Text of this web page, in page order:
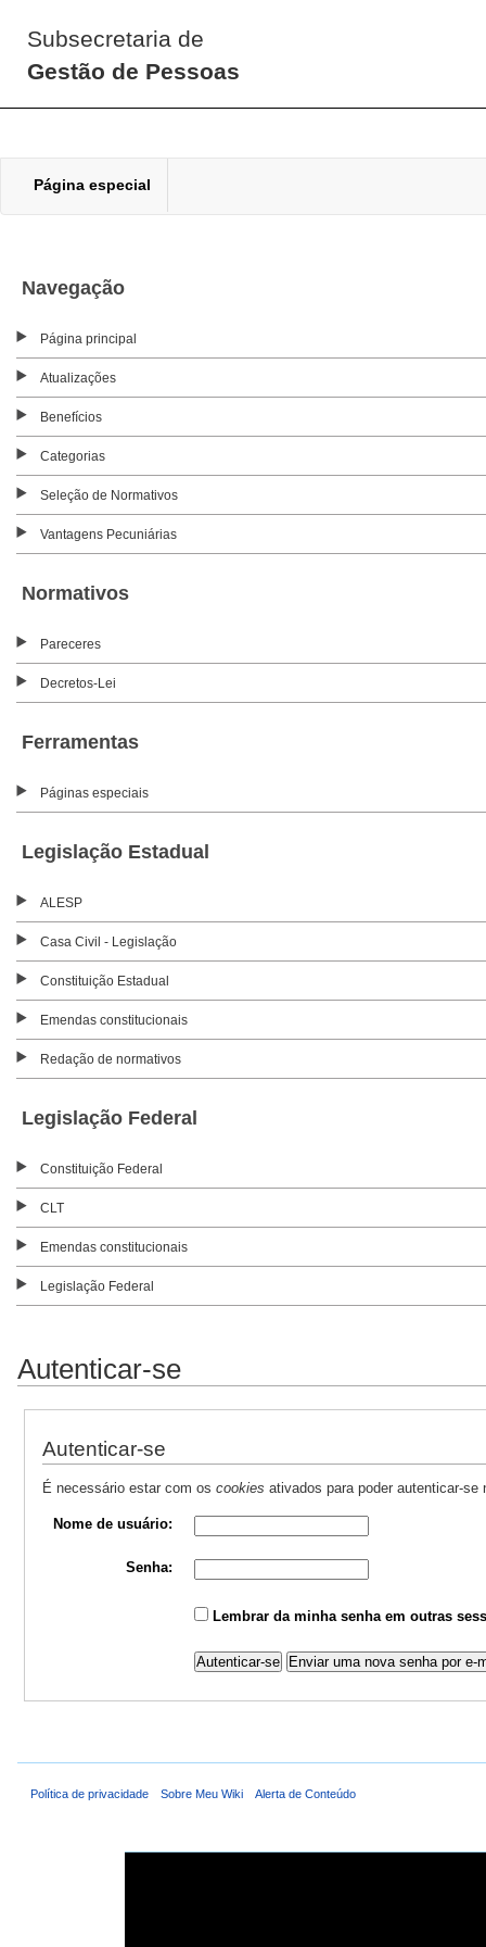
Subsecretaria de
Gestão de Pessoas
Página especial
Navegação
Página principal
Atualizações
Benefícios
Categorias
Seleção de Normativos
Vantagens Pecuniárias
Normativos
Pareceres
Decretos-Lei
Ferramentas
Páginas especiais
Legislação Estadual
ALESP
Casa Civil - Legislação
Constituição Estadual
Emendas constitucionais
Redação de normativos
Legislação Federal
Constituição Federal
CLT
Emendas constitucionais
Legislação Federal
Autenticar-se
Autenticar-se
É necessário estar com os cookies ativados para poder autenticar-se
Nome de usuário:
Senha:
Lembrar da minha senha em outras
Política de privacidade Sobre Meu Wiki Alerta de Conteúdo